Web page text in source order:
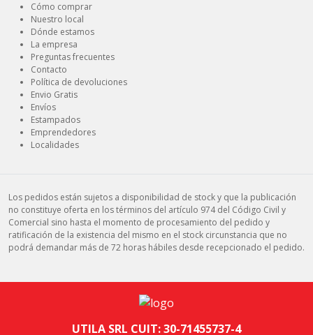
Cómo comprar
Nuestro local
Dónde estamos
La empresa
Preguntas frecuentes
Contacto
Política de devoluciones
Envio Gratis
Envíos
Estampados
Emprendedores
Localidades
Los pedidos están sujetos a disponibilidad de stock y que la publicación
no constituye oferta en los términos del artículo 974 del Código Civil y
Comercial sino hasta el momento de procesamiento del pedido y
ratificación de la existencia del mismo en el stock circunstancia que no
podrá demandar más de 72 horas hábiles desde recepcionado el pedido.
UTILA SRL CUIT: 30-71455737-4